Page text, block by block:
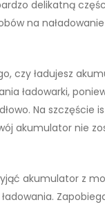
delikatną
na
czy ładujesz
ładowarki,
Na szczęście
akumulator nie
akumulator z